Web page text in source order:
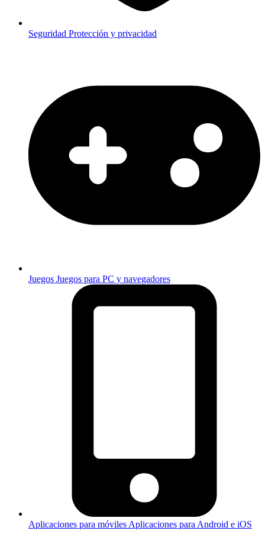
Seguridad Protección y privacidad
Juegos Juegos para PC y navegadores
Aplicaciones para móviles Aplicaciones para Android e iOS